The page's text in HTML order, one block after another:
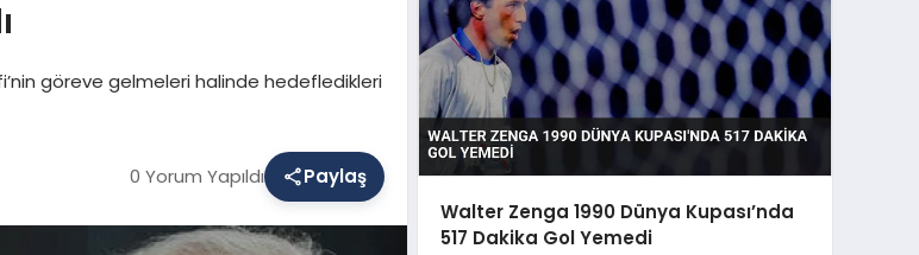
göreve gelmeleri halinde hedefledikleri
0 Yorum Yapıldı Paylaş
Walter Zenga 1990 Dünya Kupası’nda
517 Dakika Gol Yemedi